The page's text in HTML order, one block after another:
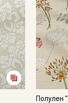
Полулен